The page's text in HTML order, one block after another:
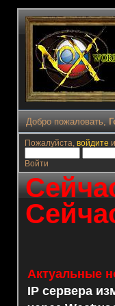
Добро пожаловать,
Пожалуйста, войдите
Войти
Актуальные
IP сервера